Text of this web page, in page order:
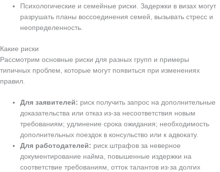
Психологические и семейные риски. Задержки в визах могут
разрушать планы воссоединения семей, вызывать стресс и
неопределенность.
Какие риски
Рассмотрим основные риски для разных групп и примеры
типичных проблем, которые могут появиться при изменениях
правил.
Для заявителей: риск получить запрос на дополнительные
доказательства или отказ из-за несоответствия новым
требованиям; удлинение срока ожидания; необходимость
дополнительных поездок в консульство или к адвокату.
Для работодателей: риск штрафов за неверное
документирование найма, повышенные издержки на
соответствие требованиям, отток талантов из-за долгих